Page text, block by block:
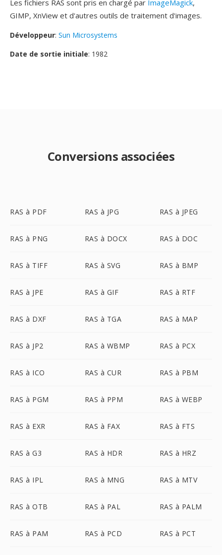
Les fichiers RAS sont pris en chargé par ImageMagick,
GIMP, XnView et d'autres outils de traitement d'images.
Développeur: Sun Microsystems
Date de sortie initiale: 1982
Conversions associées
RAS à PDF RAS à JPG RAS à JPEG
RAS à PNG RAS à DOCX RAS à DOC
RAS à TIFF RAS à SVG RAS à BMP
RAS à JPE RAS à GIF RAS à RTF
RAS à DXF RAS à TGA RAS à MAP
RAS à JP2 RAS à WBMP RAS à PCX
RAS à ICO RAS à CUR RAS à PBM
RAS à PGM RAS à PPM RAS à WEBP
RAS à EXR RAS à FAX RAS à FTS
RAS à G3 RAS à HDR RAS à HRZ
RAS à IPL RAS à MNG RAS à MTV
RAS à OTB RAS à PAL RAS à PALM
RAS à PAM RAS à PCD RAS à PCT